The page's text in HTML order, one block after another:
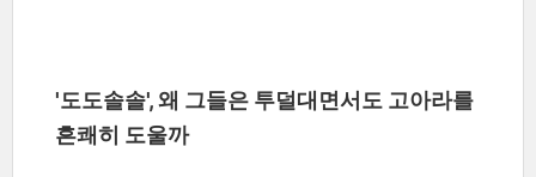
'도도솔솔', 왜 그들은 투덜대면서도 고아라를
흔쾌히 도울까